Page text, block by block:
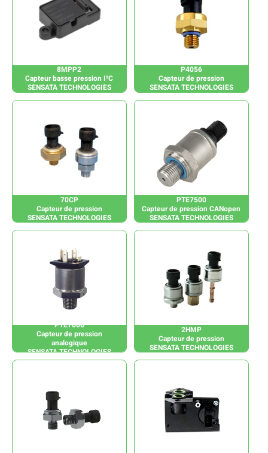
8MPP2
Capteur basse pression I²C
SENSATA TECHNOLOGIES
P4056
Capteur de pression
SENSATA TECHNOLOGIES
70CP
Capteur de pression
SENSATA TECHNOLOGIES
PTE7500
Capteur de pression CANopen
SENSATA TECHNOLOGIES
PTE7000
Capteur de pression
analogique
SENSATA TECHNOLOGIES
2HMP
Capteur de pression
SENSATA TECHNOLOGIES